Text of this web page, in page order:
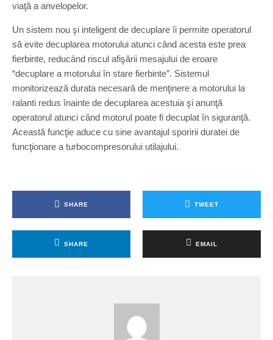
viaţă a anvelopelor.
Un sistem nou şi inteligent de decuplare îi permite operatorul
să evite decuplarea motorului atunci când acesta este prea
fierbinte, reducând riscul afişării mesajului de eroare
“decuplare a motorului în stare fierbinte”. Sistemul
monitorizează durata necesară de menţinere a motorului la
ralanti redus înainte de decuplarea acestuia şi anunţă
operatorul atunci când motorul poate fi decuplat în siguranţă.
Această funcţie aduce cu sine avantajul sporirii duratei de
funcţionare a turbocompresorului utilajului.
SHARE TWEET
SHARE EMAIL